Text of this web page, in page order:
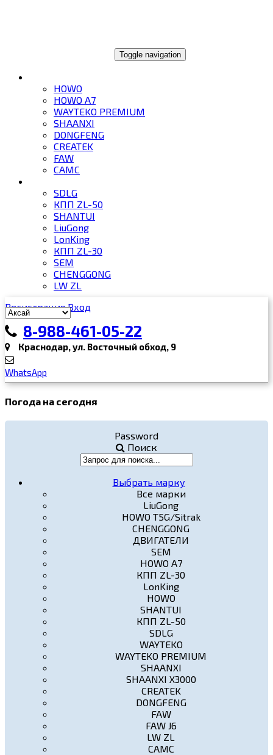
Toggle navigation
HOWO
HOWO A7
WAYTEKO PREMIUM
SHAANXI
DONGFENG
CREATEK
FAW
CAMC
SDLG
КПП ZL-50
SHANTUI
LiuGong
LonKing
КПП ZL-30
SEM
CHENGGONG
LW ZL
Регистрация Вход
8-988-461-05-22
Краснодар, ул. Восточный обход, 9
WhatsApp
Погода на сегодня
Password
Поиск
Выбрать марку
Все марки
LiuGong
HOWO T5G/Sitrak
CHENGGONG
ДВИГАТЕЛИ
SEM
HOWO A7
КПП ZL-30
LonKing
HOWO
SHANTUI
КПП ZL-50
SDLG
WAYTEKO
WAYTEKO PREMIUM
SHAANXI
SHAANXI X3000
CREATEK
DONGFENG
FAW
FAW J6
LW ZL
CAMC